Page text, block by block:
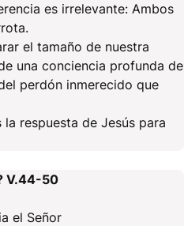
es irrelevante: Ambos
el tamaño de nuestra
una conciencia profunda de
perdón inmerecido que
la respuesta de Jesús para
V.44-50
el Señor